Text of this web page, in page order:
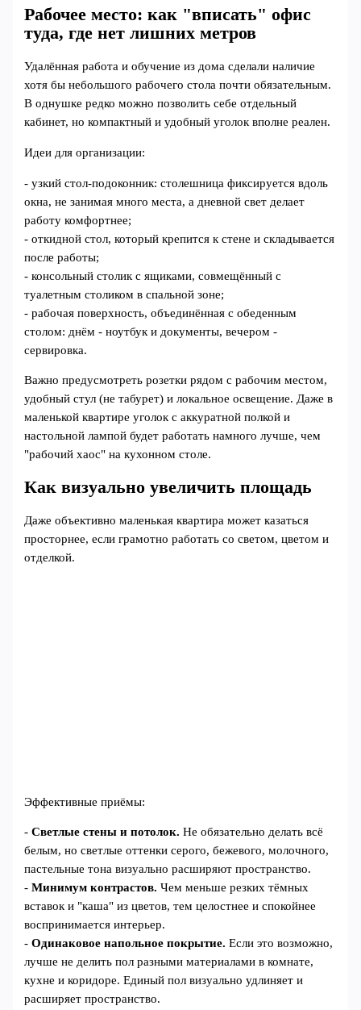
Рабочее место: как "вписать" офис
туда, где нет лишних метров
Удалённая работа и обучение из дома сделали наличие
хотя бы небольшого рабочего стола почти обязательным.
В однушке редко можно позволить себе отдельный
кабинет, но компактный и удобный уголок вполне реален.
Идеи для организации:
- узкий стол-подоконник: столешница фиксируется вдоль
окна, не занимая много места, а дневной свет делает
работу комфортнее;
- откидной стол, который крепится к стене и складывается
после работы;
- консольный столик с ящиками, совмещённый с
туалетным столиком в спальной зоне;
- рабочая поверхность, объединённая с обеденным
столом: днём - ноутбук и документы, вечером -
сервировка.
Важно предусмотреть розетки рядом с рабочим местом,
удобный стул (не табурет) и локальное освещение. Даже в
маленькой квартире уголок с аккуратной полкой и
настольной лампой будет работать намного лучше, чем
"рабочий хаос" на кухонном столе.
Как визуально увеличить площадь
Даже объективно маленькая квартира может казаться
просторнее, если грамотно работать со светом, цветом и
отделкой.
Эффективные приёмы:
-Светлые стены и потолок. Не обязательно делать всё
белым, но светлые оттенки серого, бежевого, молочного,
пастельные тона визуально расширяют пространство.
-Минимум контрастов. Чем меньше резких тёмных
вставок и "каша" из цветов, тем целостнее и спокойнее
воспринимается интерьер.
-Одинаковое напольное покрытие. Если это возможно,
лучше не делить пол разными материалами в комнате,
кухне и коридоре. Единый пол визуально удлиняет и
расширяет пространство.